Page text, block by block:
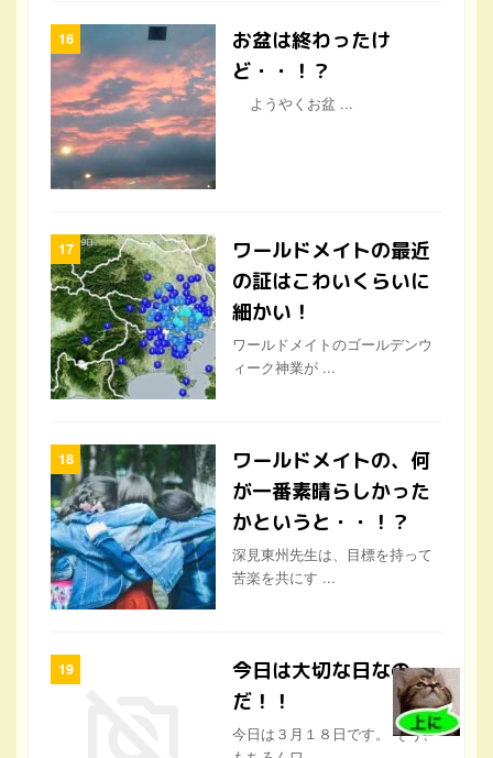
お盆は終わったけ
ど・・！？
ようやくお盆 ...
ワールドメイトの最近
の証はこわいくらいに
細かい！
ワールドメイトのゴールデンウ
ィーク神業が ...
ワールドメイトの、何
が一番素晴らしかった
かというと・・！？
深見東州先生は、目標を持って
苦楽を共にす ...
今日は大切な日なの
だ！！
今日は３月１８日です。 そう、